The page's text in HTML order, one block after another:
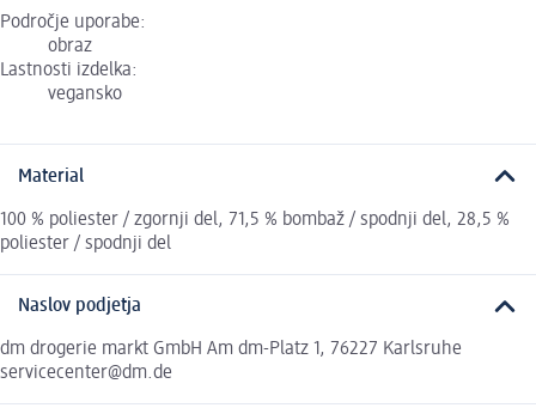
Področje uporabe:
obraz
Lastnosti izdelka:
vegansko
Material
100 % poliester / zgornji del, 71,5 % bombaž / spodnji del, 28,5 %
poliester / spodnji del
Naslov podjetja
dm drogerie markt GmbH Am dm-Platz 1, 76227 Karlsruhe
servicecenter@dm.de